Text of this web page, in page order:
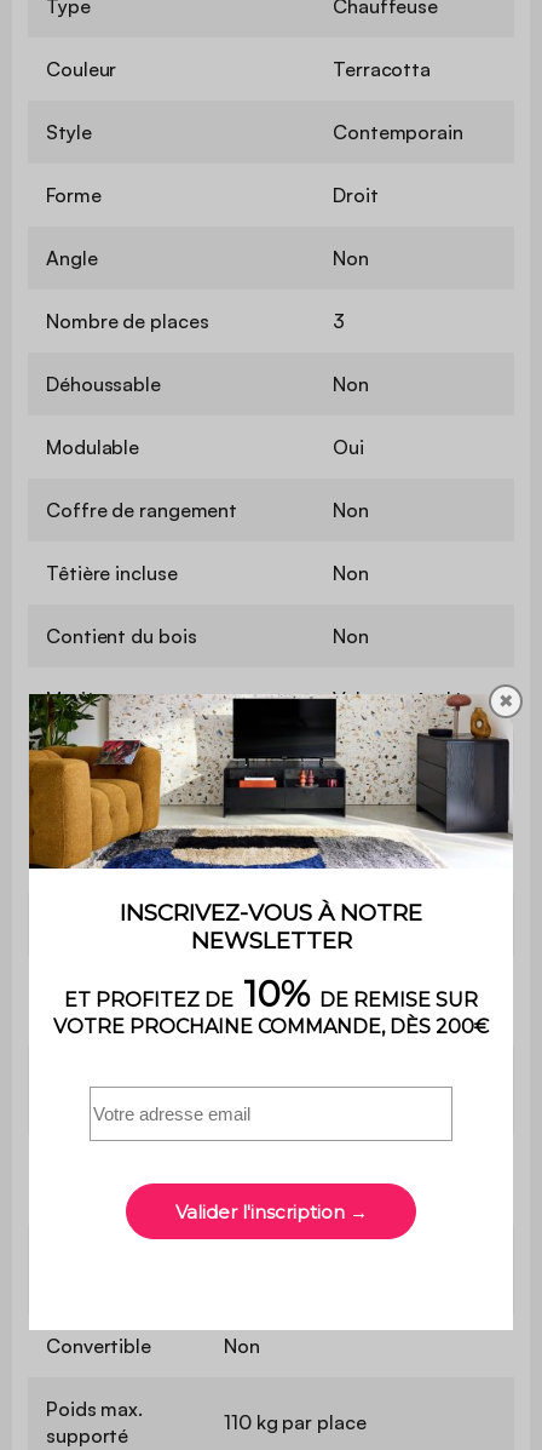
Type Chauffeuse
Couleur Terracotta
Style Contemporain
Forme Droit
Angle Non
Nombre de places 3
Déhoussable Non
Modulable Oui
Coffre de rangement Non
Têtière incluse Non
Contient du bois Non
Matière Velours côtelé
Matière de la structure Mousse
Grammage du tissu 330 g/m²
Garnissage PU
Garnissage
assise
Mousse polyuréthane
(30kg/m3)
dossier
(30kg/m3)
60 cm
Convertible Non
Poids max.
supporté
110 kg par place
✖